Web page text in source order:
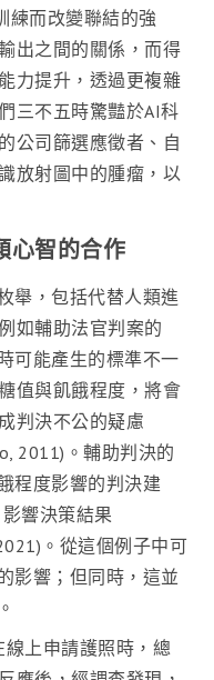
練而改變聯結的強
出之間的關係，而得
力提升，透過更複雜
三不五時驚豔於AI科
公司篩選應徵者、自
放射圖中的腫瘤，以
心智的合作
舉，包括代替人類進
如輔助法官判案的
可能產生的標準不一
值與飢餓程度，將會
判決不公的疑慮
2011)。輔助判決的
程度影響的判決建
響決策結果
。從這個例子中可
影響；但同時，這並
上申請護照時，總